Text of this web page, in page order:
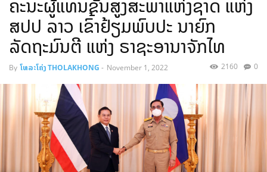
ຄະນະຜູ້ແທນຂັ້ນສູງສະພາແຫ່ງຊາດ ແຫ່ງ
ສປປ ລາວ ເຂົ້າຢ້ຽມພົບປະ ນາຍົກ
ລັດຖະມົນຕີ ແຫ່ງ ຣາຊະອານາຈັກໄທ
By ໂທລະໂຄ່ງ THOLAKHONG - November 1, 2022 0
2160